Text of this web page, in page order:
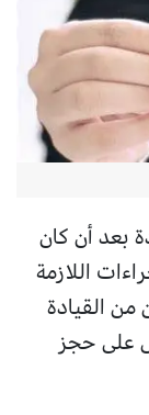
بعد أن كان
اللازمة
من القيادة
على حجز